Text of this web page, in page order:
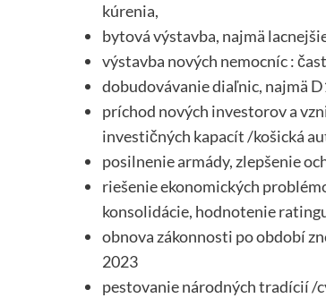
kúrenia,
bytová výstavba, najmä
výstavba nových nemocníc :
dobudovávanie diaľnic, najmä
príchod nových investorov a
investičných kapacít /košická
posilnenie armády, zlepšenie
riešenie ekonomických
konsolidácie, hodnotenie
obnova zákonnosti po období
2023
pestovanie národných tradícií /